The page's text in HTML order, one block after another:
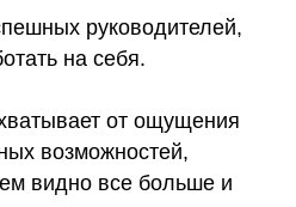
руководителей,
на себя.
от ощущения
возможностей,
видно все больше и